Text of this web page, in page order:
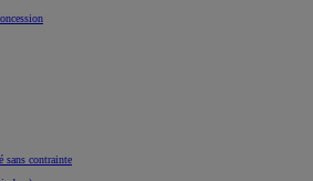
contrainte